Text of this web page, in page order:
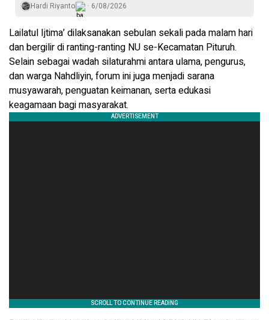
Hardi Riyanto 6/08/2026
Lailatul Ijtima’ dilaksanakan sebulan sekali pada malam hari
dan bergilir di ranting-ranting NU se-Kecamatan Pituruh.
Selain sebagai wadah silaturahmi antara ulama, pengurus,
dan warga Nahdliyin, forum ini juga menjadi sarana
musyawarah, penguatan keimanan, serta edukasi
keagamaan bagi masyarakat.